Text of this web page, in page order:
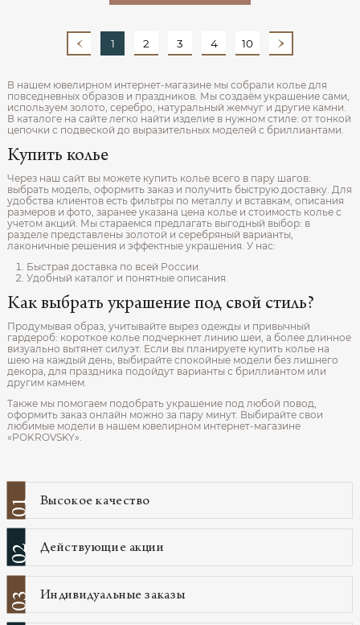
1 2 3 4 10
В нашем ювелирном интернет‑магазине мы собрали колье для
повседневных образов и праздников. Мы создаём украшение сами,
используем золото, серебро, натуральный жемчуг и другие камни.
В каталоге на сайте легко найти изделие в нужном стиле: от тонкой
цепочки с подвеской до выразительных моделей с бриллиантами.
Купить колье
Через наш сайт вы можете купить колье всего в пару шагов:
выбрать модель, оформить заказ и получить быструю доставку. Для
удобства клиентов есть фильтры по металлу и вставкам, описания
размеров и фото, заранее указана цена колье и стоимость колье с
учетом акций. Мы стараемся предлагать выгодный выбор: в
разделе представлены золотой и серебряный варианты,
лаконичные решения и эффектные украшения. У нас:
Быстрая доставка по всей России.
Удобный каталог и понятные описания.
Как выбрать украшение под свой стиль?
Продумывая образ, учитывайте вырез одежды и привычный
гардероб: короткое колье подчеркнет линию шеи, а более длинное
визуально вытянет силуэт. Если вы планируете купить колье на
шею на каждый день, выбирайте спокойные модели без лишнего
декора, для праздника подойдут варианты с бриллиантом или
другим камнем.
Также мы помогаем подобрать украшение под любой повод,
оформить заказ онлайн можно за пару минут. Выбирайте свои
любимые модели в нашем ювелирном интернет‑магазине
«POKROVSKY».
01 Высокое качество
02 Действующие акции
03 Индивидуальные заказы